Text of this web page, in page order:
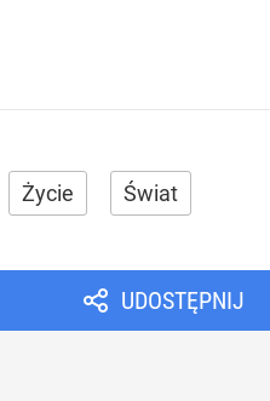
Życie Świat
UDOSTĘPNIJ